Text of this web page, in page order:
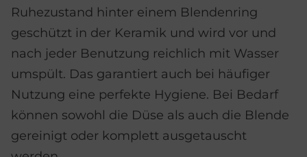
Ruhezustand hinter einem Blendenring
geschützt in der Keramik und wird vor und
nach jeder Benutzung reichlich mit Wasser
umspült. Das garantiert auch bei häufiger
Nutzung eine perfekte Hygiene. Bei Bedarf
können sowohl die Düse als auch die Blende
gereinigt oder komplett ausgetauscht